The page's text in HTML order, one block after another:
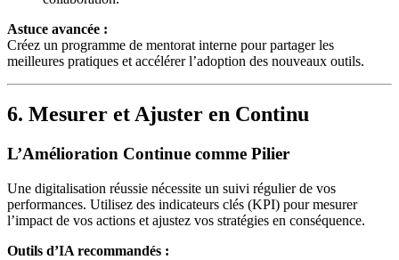
Astuce avancée :
Créez un programme de mentorat interne pour partager les
meilleures pratiques et accélérer l’adoption des nouveaux outils.
6. Mesurer et Ajuster en Continu
L’Amélioration Continue comme Pilier
Une digitalisation réussie nécessite un suivi régulier de vos
performances. Utilisez des indicateurs clés (KPI) pour mesurer
l’impact de vos actions et ajustez vos stratégies en conséquence.
Outils d’IA recommandés :